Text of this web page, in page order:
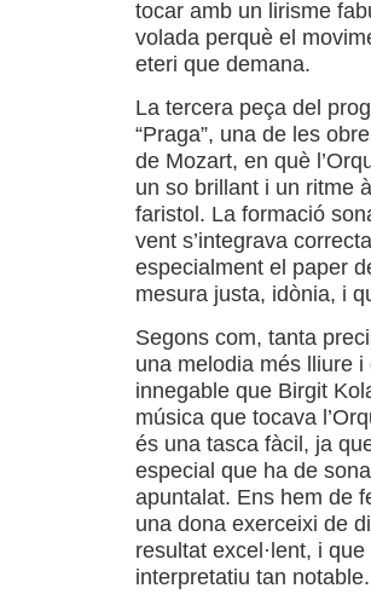
tocar amb un lirisme
volada perquè el
eteri que demana.
La tercera peça del
“Praga”, una de les
de Mozart, en què
un so brillant i un ritme
faristol. La formació
vent s’integrava
especialment el paper
mesura justa, idònia, i
Segons com, tanta
una melodia més lliure
innegable que Birgit
música que tocava
és una tasca fàcil, ja
especial que ha de
apuntalat. Ens hem de
una dona exerceixi de
resultat excel·lent, i
interpretatiu tan notable.